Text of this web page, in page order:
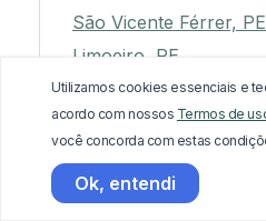
São Vicente Férrer, PE
Limoeiro, PE
Primavera, PE
Cedro, PE
São Bento do Una, PE
Verdejante, PE
Utilizamos cookies essenciais e
acordo com nossos Termos de
você concorda com estas
Ok, entendi